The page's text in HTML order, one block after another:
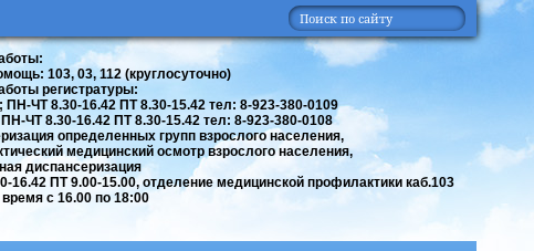
103, 03, 112 (круглосуточно)
регистратуры:
ПН-ЧТ 8.30-16.42 ПТ 8.30-15.42 тел: 8-923-380-0109
ЧТ 8.30-16.42 ПТ 8.30-15.42 тел: 8-923-380-0108
определенных групп взрослого населения,
медицинский осмотр взрослого населения,
диспансеризация
16.42 ПТ 9.00-15.00, отделение медицинской профилактики каб.103
с 16.00 по 18:00